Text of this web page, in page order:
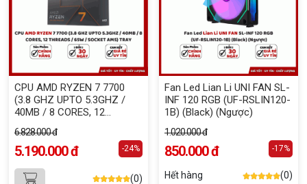
CPU AMD RYZEN 7 7700
(3.8 GHZ UPTO 5.3GHZ /
40MB / 8 CORES, 12
AM5) TRAY
6.828.000 đ
5.190.000 đ -24%
(0)
Fan Led Lian Li UNI FAN SL-
INF 120 RGB (UF-RSLIN120-
1B) (Black) (Ngược)
1.020.000 đ
850.000 đ -17%
Hết hàng (0)